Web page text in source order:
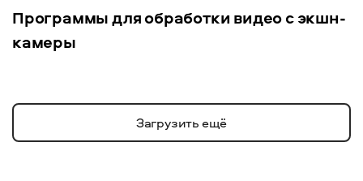
Программы для обработки видео с экшн-
камеры
Загрузить ещё